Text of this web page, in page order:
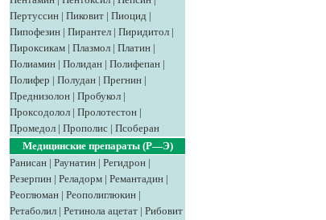
Пертуссин | Пиковит | Пиоцид |
Пипофезин | Пирантел | Пиридитол |
Пироксикам | Плазмол | Платин |
Полиамин | Полидан | Полифепан |
Полифер | Полудан | Прегнин |
Преднизолон | Пробукол |
Проксодолол | Пролотестон |
Промедол | Прополис | Псоберан
Медицинские препараты (Р—Э)
Ранисан | Раунатин | Регидрон |
Резерпин | Реладорм | Ремантадин |
Реоглюман | Реополиглюкин |
Ретаболил | Ретинола ацетат | Рибовит